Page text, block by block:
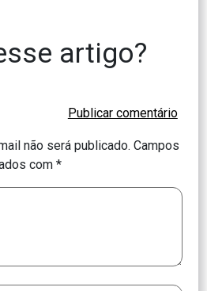
artigo?
não será publicado. Campos
com*